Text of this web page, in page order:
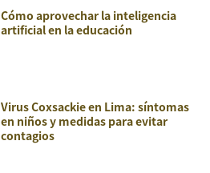
Cómo aprovechar la inteligencia
artificial en la educación
Virus Coxsackie en Lima: síntomas
en niños y medidas para evitar
contagios